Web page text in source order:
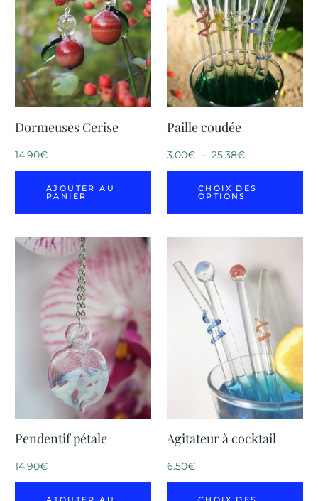
Dormeuses Cerise
14.90€
AJOUTER AU
PANIER
Paille coudée
3.00€ – 25.38€
CHOIX DES
OPTIONS
Pendentif pétale
14.90€
Agitateur à cocktail
6.50€